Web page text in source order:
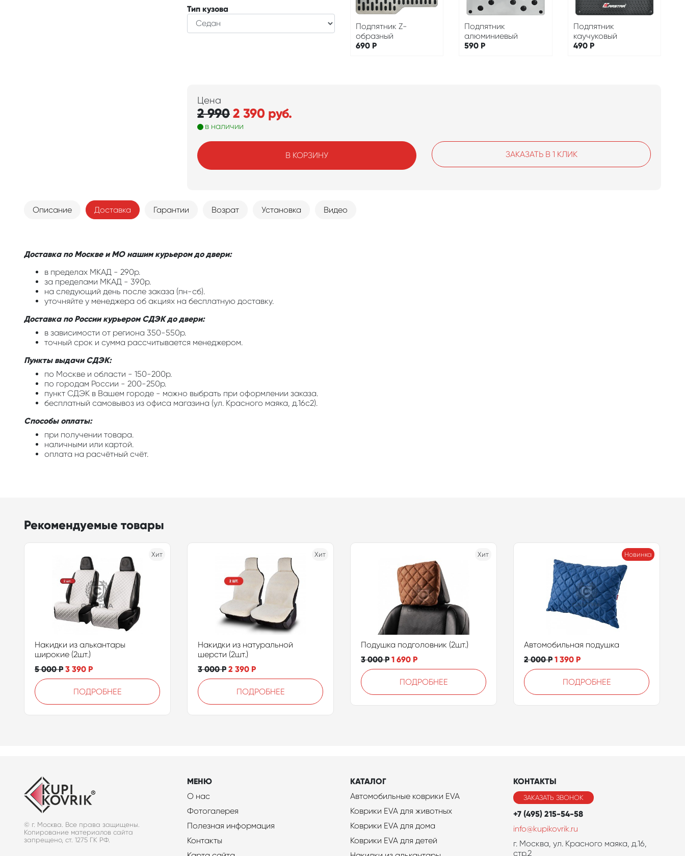
Тип кузова
Подпятник Z-
образный
690 Р
Подпятник
алюминиевый
590 Р
Подпятник
каучуковый
490 Р
Цена
2 9902 390 руб.
в наличии
В КОРЗИНУ ЗАКАЗАТЬ В 1 КЛИК
Описание Доставка Гарантии Возрат Установка Видео
Доставка по Москве и МО нашим курьером до двери:
в пределах МКАД - 290р.
за пределами МКАД - 390р.
на следующий день после заказа (пн-сб).
уточняйте у менеджера об акциях на бесплатную доставку.
Доставка по России курьером СДЭК до двери:
в зависимости от региона 350-550р.
точный срок и сумма рассчитывается менеджером.
Пункты выдачи СДЭК:
по Москве и области - 150-200р.
по городам России - 200-250р.
пункт СДЭК в Вашем городе - можно выбрать при оформлении заказа.
бесплатный самовывоз из офиса магазина (ул. Красного маяка, д.16с2).
Способы оплаты:
при получении товара.
наличными или картой.
оплата на расчётный счёт.
Рекомендуемые товары
Хит
Накидки из алькантары
широкие (2шт.)
5 000Р 3 390 Р
ПОДРОБНЕЕ
Хит
Накидки из натуральной
шерсти (2шт.)
3 000Р 2 390 Р
ПОДРОБНЕЕ
Хит
Подушка подголовник (2шт.)
3 000Р 1 690 Р
ПОДРОБНЕЕ
Новинка
Автомобильная подушка
2 000Р 1 390 Р
ПОДРОБНЕЕ
© г. Москва. Все права защищены.
Копирование материалов сайта
запрещено, ст. 1275 ГК РФ.
МЕНЮ
О нас
Фотогалерея
Полезная информация
Контакты
КАТАЛОГ
Автомобильные коврики EVA
Коврики EVA для животных
Коврики EVA для дома
Коврики EVA для детей
КОНТАКТЫ
ЗАКАЗАТЬ ЗВОНОК
+7 (495) 215-54-58
info@kupikovrik.ru
г. Москва, ул. Красного маяка, д.16,
стр.2